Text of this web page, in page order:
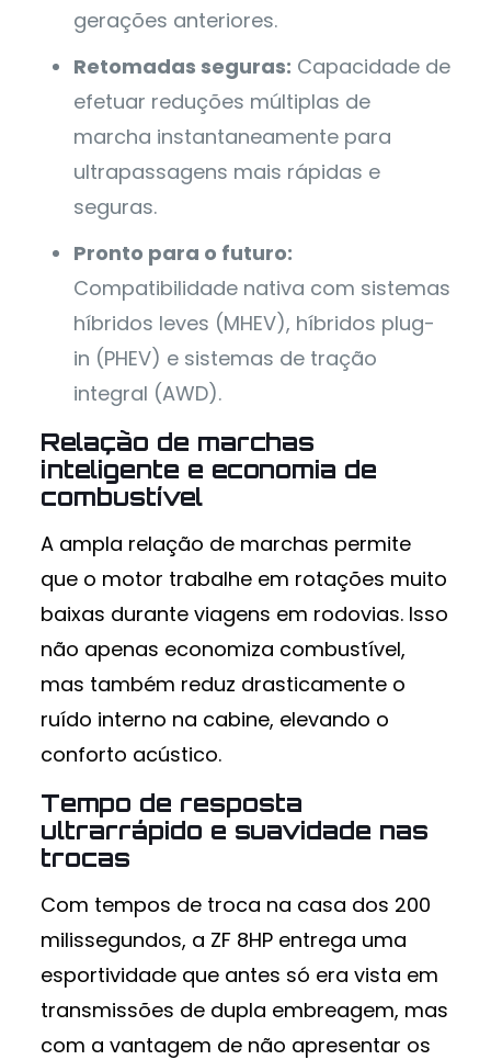
gerações anteriores.
Retomadas seguras: Capacidade de
efetuar reduções múltiplas de
marcha instantaneamente para
ultrapassagens mais rápidas e
seguras.
Pronto para o futuro:
Compatibilidade nativa com sistemas
híbridos leves (MHEV), híbridos plug-
in (PHEV) e sistemas de tração
integral (AWD).
Relação de marchas
inteligente e economia de
combustível
A ampla relação de marchas permite
que o motor trabalhe em rotações muito
baixas durante viagens em rodovias. Isso
não apenas economiza combustível,
mas também reduz drasticamente o
ruído interno na cabine, elevando o
conforto acústico.
Tempo de resposta
ultrarrápido e suavidade nas
trocas
Com tempos de troca na casa dos 200
milissegundos, a ZF 8HP entrega uma
esportividade que antes só era vista em
transmissões de dupla embreagem, mas
com a vantagem de não apresentar os